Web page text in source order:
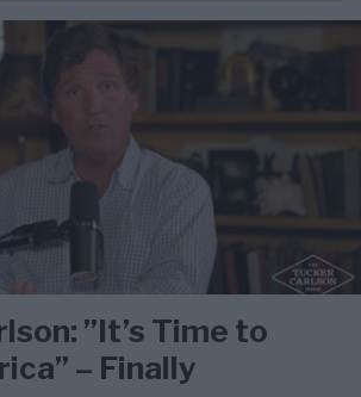
”It’s Time to
– Finally